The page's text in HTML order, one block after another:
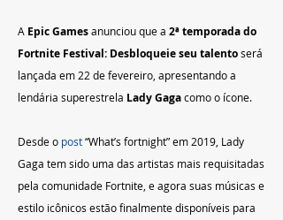
A Epic Games anunciou que a 2ª temporada do
Fortnite Festival: Desbloqueie seu talento será
lançada em 22 de fevereiro, apresentando a
lendária superestrela Lady Gaga como o ícone.
Desde o post “What’s fortnight” em 2019, Lady
Gaga tem sido uma das artistas mais requisitadas
pela comunidade Fortnite, e agora suas músicas e
estilo icônicos estão finalmente disponíveis para